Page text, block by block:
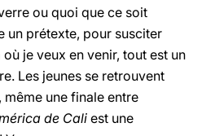
ou quoi que ce soit
un prétexte, pour susciter
où je veux en venir, tout est un
Les jeunes se retrouvent
même une finale entre
de Cali est une